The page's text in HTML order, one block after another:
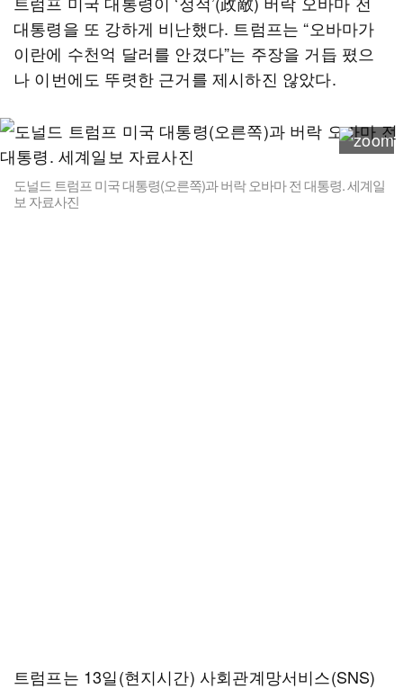
대통령을 또 강하게 비난했다. 트럼프는 “오바마가
이란에 수천억 달러를 안겼다”는 주장을 거듭 폈으
나 이번에도 뚜렷한 근거를 제시하진 않았다.
도널드 트럼프 미국 대통령(오른쪽)과 버락 오바마 전 대통령. 세계일
보 자료사진
트럼프는 13일(현지시간) 사회관계망서비스(SNS)